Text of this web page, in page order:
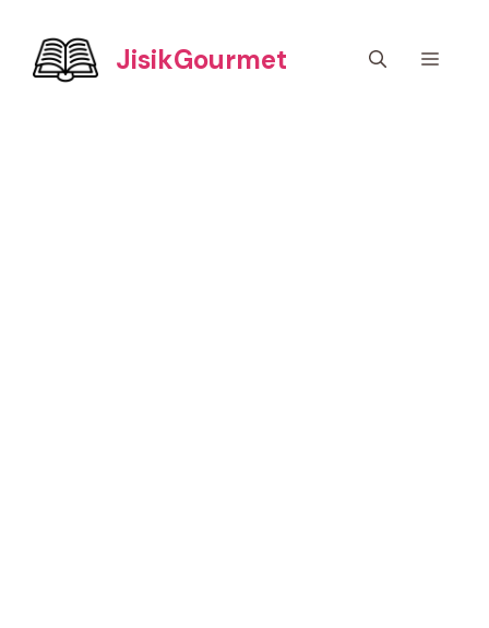
JisikGourmet 메